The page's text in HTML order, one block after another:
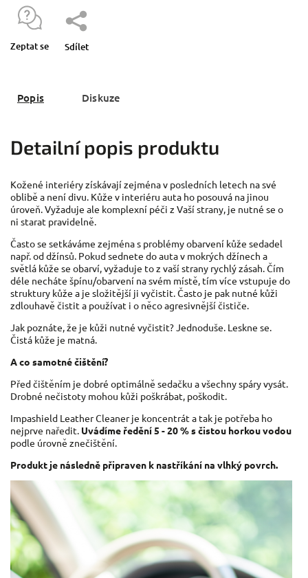
Zeptat se Sdílet
Popis Diskuze
Detailní popis produktu
Kožené interiéry získávají zejména v posledních letech na své
oblibě a není divu. Kůže v interiéru auta ho posouvá na jinou
úroveň. Vyžaduje ale komplexní péči z Vaší strany, je nutné se o
ni starat pravidelně.
Často se setkáváme zejména s problémy obarvení kůže sedadel
např. od džínsů. Pokud sednete do auta v mokrých džínech a
světlá kůže se obarví, vyžaduje to z vaší strany rychlý zásah. Čím
déle necháte špínu/obarvení na svém místě, tím více vstupuje do
struktury kůže a je složitější ji vyčistit. Často je pak nutné kůži
zdlouhavě čistit a používat i o něco agresivnější čističe.
Jak poznáte, že je kůži nutné vyčistit? Jednoduše. Leskne se.
Čistá kůže je matná.
A co samotné čištění?
Před čištěním je dobré optimálně sedačku a všechny spáry vysát.
Drobné nečistoty mohou kůži poškrábat, poškodit.
Impashield Leather Cleaner je koncentrát a tak je potřeba ho
nejprve naředit. Uvádíme ředění 5 - 20 % s čistou horkou vodou
podle úrovně znečištění.
Produkt je následně připraven k nastříkání na vlhký povrch.